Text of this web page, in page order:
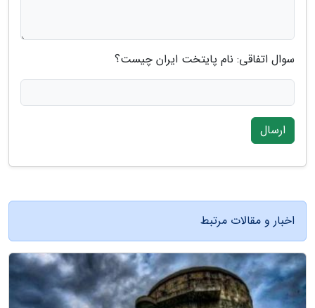
سوال اتفاقی: نام پایتخت ایران چیست؟
ارسال
اخبار و مقالات مرتبط